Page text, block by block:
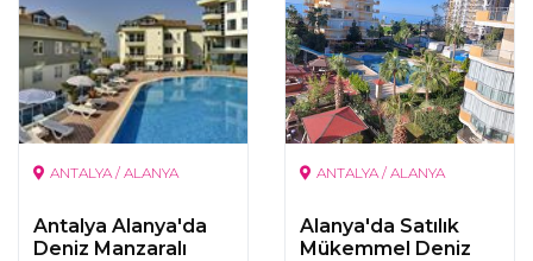
ANTALYA / ALANYA
Antalya Alanya'da
Deniz Manzaralı
ANTALYA / ALANYA
Alanya'da Satılık
Mükemmel Deniz